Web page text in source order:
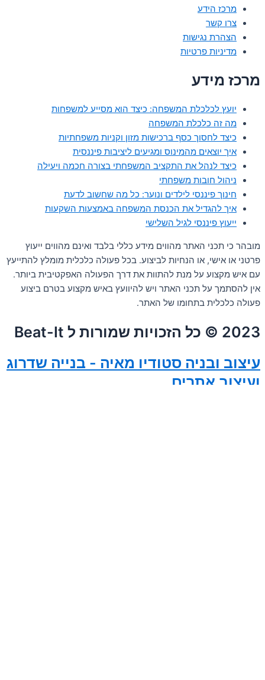
מרכז הידע
צרו קשר
הצהרת נגישות
מדיניות פרטיות
מרכז מידע
יועץ לכלכלת המשפחה: כיצד הוא מסייע למשפחות
מה זה כלכלת המשפחה
כיצד לחסוך כסף ברכישות מזון וקניות משפחתיות
איך יוצאים מהמינוס ומגיעים ליציבות פיננסית
כיצד לנהל את התקציב המשפחתי בצורה חכמה ויעילה
ניהול חובות משפחתי
חינוך פיננסי לילדים ונוער: כל מה שחשוב לדעת
איך להגדיל את הכנסת המשפחה באמצעות השקעות
ייעוץ פיננסי לגיל השלישי
מובהר כי תכני האתר מהווים מידע כללי בלבד ואינם מהווים ייעוץ
פרטני או אישי, או הנחיות לביצוע. בכל פעולה כלכלית מומלץ להתייעץ
עם איש מקצוע על מנת להתוות את דרך הפעולה האפקטיבית ביותר.
אין להסתמך על תכני האתר ויש להיוועץ באיש מקצוע בטרם ביצוע
פעולה כלכלית בתחומו של האתר.
2023 © כל הזכויות שמורות ל Beat-It
עיצוב ובניה סטודיו מאיה - בנייה שדרוג
ועיצוב אתרים